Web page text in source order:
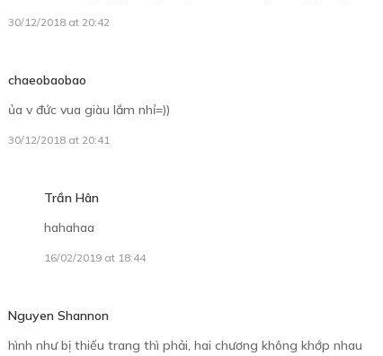
30/12/2018 at 20:42
chaeobaobao
ủa v đức vua giàu lắm nhỉ=))
30/12/2018 at 20:41
Trần Hân
hahahaa
16/02/2019 at 18:44
Nguyen Shannon
hình như bị thiếu trang thì phải, hai chương không khớp nhau